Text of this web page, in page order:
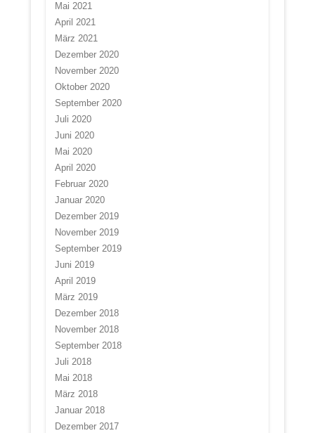
Mai 2021
April 2021
März 2021
Dezember 2020
November 2020
Oktober 2020
September 2020
Juli 2020
Juni 2020
Mai 2020
April 2020
Februar 2020
Januar 2020
Dezember 2019
November 2019
September 2019
Juni 2019
April 2019
März 2019
Dezember 2018
November 2018
September 2018
Juli 2018
Mai 2018
März 2018
Januar 2018
Dezember 2017